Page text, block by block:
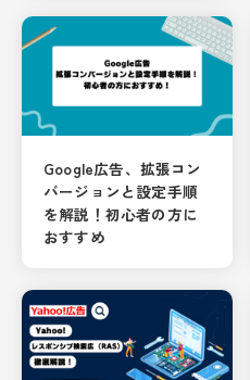
Google広告、拡張コン
バージョンと設定手順
を解説！初心者の方に
おすすめ